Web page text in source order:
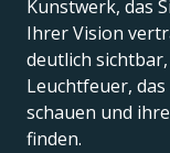
Kunstwerk, das
Ihrer Vision
deutlich sichtbar,
Leuchtfeuer, das
schauen und
finden.